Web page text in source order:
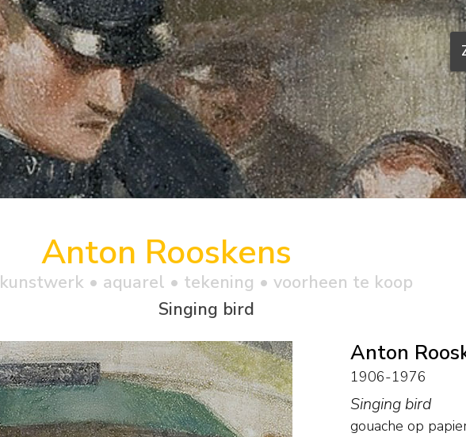
Anton Rooskens
kunstwerk • aquarel • tekening • voorheen te koop
Singing bird
Anton
1906-1976
Singing bird
gouache op